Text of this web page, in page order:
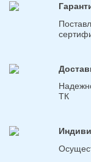
ТК